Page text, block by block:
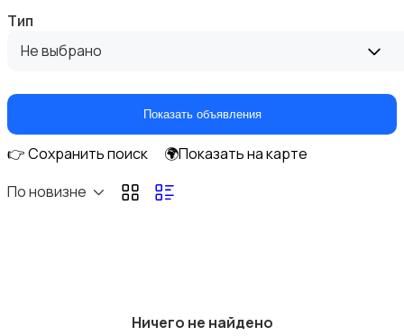
Кухонные гарнитуры
Тип
Не выбрано
Показать объявления
👉 Сохранить поиск
🌍Показать на карте
По новизне
Ничего не найдено